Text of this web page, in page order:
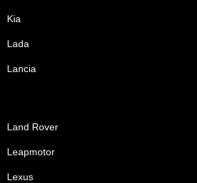
Kia
Lada
Lancia
Land Rover
Leapmotor
Lexus